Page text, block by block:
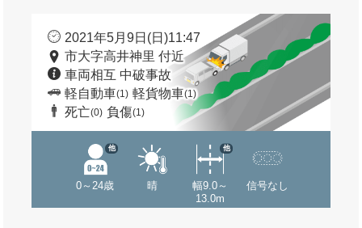
2021年5月9日(日)11:47
市大字高井神里 付近
車両相互 中破事故
軽自動車(1) 軽貨物車(1)
死亡(0) 負傷(1)
0～24歳
他
晴
幅9.0～
13.0m
他
信号なし